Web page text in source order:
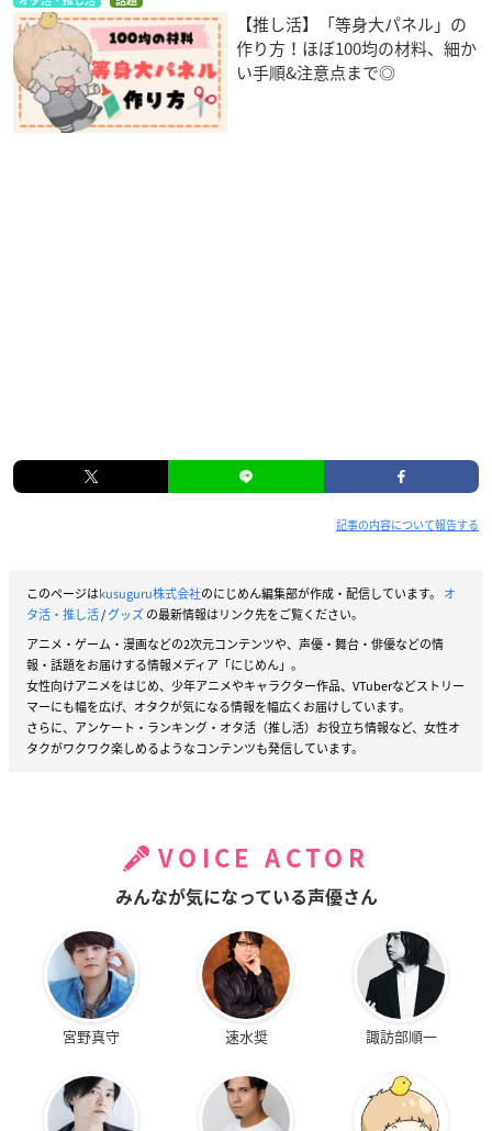
【推し活】「等身大パネル」の
作り方！ほぼ100均の材料、細か
い手順&注意点まで◎
記事の内容について報告する
このページはkusuguru株式会社のにじめん編集部が作成・配信しています。 オ
タ活・推し活/グッズの最新情報はリンク先をご覧ください。
アニメ・ゲーム・漫画などの2次元コンテンツや、声優・舞台・俳優などの情
報・話題をお届けする情報メディア「にじめん」。
女性向けアニメをはじめ、少年アニメやキャラクター作品、VTuberなどストリー
マーにも幅を広げ、オタクが気になる情報を幅広くお届けしています。
さらに、アンケート・ランキング・オタ活（推し活）お役立ち情報など、女性オ
タクがワクワク楽しめるようなコンテンツも発信しています。
VOICE ACTOR
みんなが気になっている声優さん
宮野真守 速水奨 諏訪部順一